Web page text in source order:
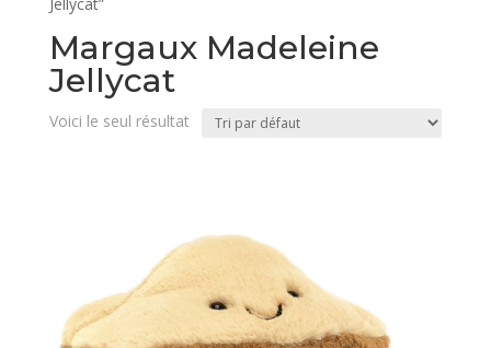
Margaux Madeleine
Jellycat
Voici le seul résultat